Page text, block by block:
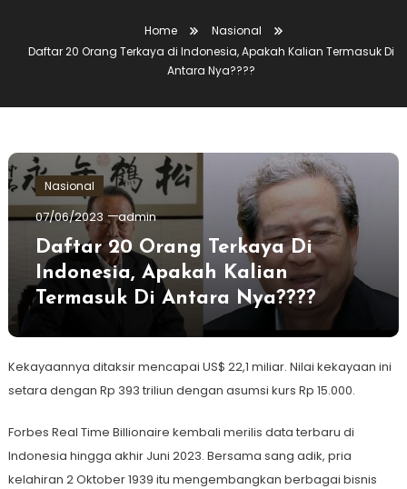
Home
Nasional
Daftar 20 Orang Terkaya di Indonesia, Apakah Kalian Termasuk Di
Antara Nya????
Nasional
07/06/2023 admin
Daftar 20 Orang Terkaya Di
Indonesia, Apakah Kalian
Termasuk Di Antara Nya????
Kekayaannya ditaksir mencapai US$ 22,1 miliar. Nilai kekayaan ini
setara dengan Rp 393 triliun dengan asumsi kurs Rp 15.000.
Forbes Real Time Billionaire kembali merilis data terbaru di
Indonesia hingga akhir Juni 2023. Bersama sang adik, pria
kelahiran 2 Oktober 1939 itu mengembangkan berbagai bisnis